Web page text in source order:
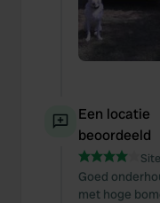
Een locatie
beoordeeld
Goed
met hoge